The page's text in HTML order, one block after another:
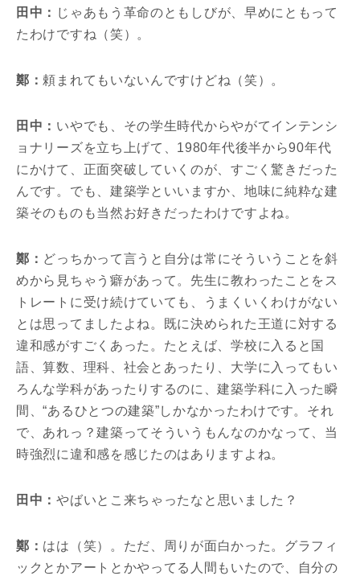
田中： じゃあもう革命のともしびが、早めにともって
たわけですね（笑）。
鄭： 頼まれてもいないんですけどね（笑）。
田中： いやでも、その学生時代からやがてインテンシ
ョナリーズを立ち上げて、1980年代後半から90年代
にかけて、正面突破していくのが、すごく驚きだった
んです。でも、建築学といいますか、地味に純粋な建
築そのものも当然お好きだったわけですよね。
鄭： どっちかって言うと自分は常にそういうことを斜
めから見ちゃう癖があって。先生に教わったことをス
トレートに受け続けていても、うまくいくわけがない
とは思ってましたよね。既に決められた王道に対する
違和感がすごくあった。たとえば、学校に入ると国
語、算数、理科、社会とあったり、大学に入ってもい
ろんな学科があったりするのに、建築学科に入った瞬
間、“あるひとつの建築”しかなかったわけです。それ
で、あれっ？建築ってそういうもんなのかなって、当
時強烈に違和感を感じたのはありますよね。
田中：やばいとこ来ちゃったなと思いました？
鄭： はは（笑）。ただ、周りが面白かった。グラフィ
ックとかアートとかやってる人間もいたので、自分の